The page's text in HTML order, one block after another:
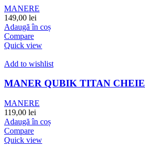
MANERE
149,00 lei
Adaugă în coș
Compare
Quick view
Add to wishlist
MANER QUBIK TITAN CHEIE
MANERE
119,00 lei
Adaugă în coș
Compare
Quick view